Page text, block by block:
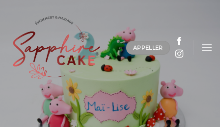
contenu
APPELLER